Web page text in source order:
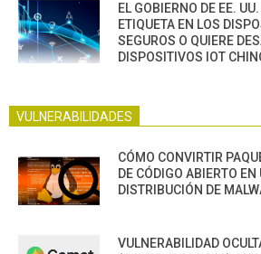
EL GOBIERNO DE EE.
ETIQUETA EN LOS
SEGUROS O QUIERE
DISPOSITIVOS IOT
VULNERABILIDADES
CÓMO CONVIRTIR
DE CÓDIGO ABIERTO
DISTRIBUCIÓN DE
VULNERABILIDAD